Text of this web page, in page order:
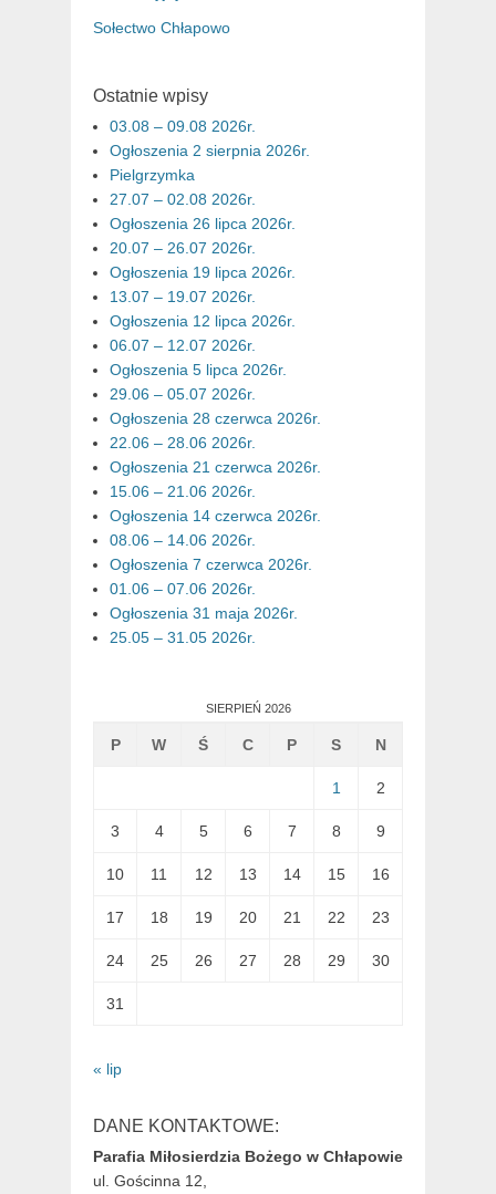
Sołectwo Chłapowo
Ostatnie wpisy
03.08 – 09.08 2026r.
Ogłoszenia 2 sierpnia 2026r.
Pielgrzymka
27.07 – 02.08 2026r.
Ogłoszenia 26 lipca 2026r.
20.07 – 26.07 2026r.
Ogłoszenia 19 lipca 2026r.
13.07 – 19.07 2026r.
Ogłoszenia 12 lipca 2026r.
06.07 – 12.07 2026r.
Ogłoszenia 5 lipca 2026r.
29.06 – 05.07 2026r.
Ogłoszenia 28 czerwca 2026r.
22.06 – 28.06 2026r.
Ogłoszenia 21 czerwca 2026r.
15.06 – 21.06 2026r.
Ogłoszenia 14 czerwca 2026r.
08.06 – 14.06 2026r.
Ogłoszenia 7 czerwca 2026r.
01.06 – 07.06 2026r.
Ogłoszenia 31 maja 2026r.
25.05 – 31.05 2026r.
SIERPIEŃ 2026
P W Ś C P S N
1 2
3 4 5 6 7 8 9
10 11 12 13 14 15 16
17 18 19 20 21 22 23
24 25 26 27 28 29 30
31
« lip
DANE KONTAKTOWE:
Parafia Miłosierdzia Bożego w Chłapowie
ul. Gościnna 12,